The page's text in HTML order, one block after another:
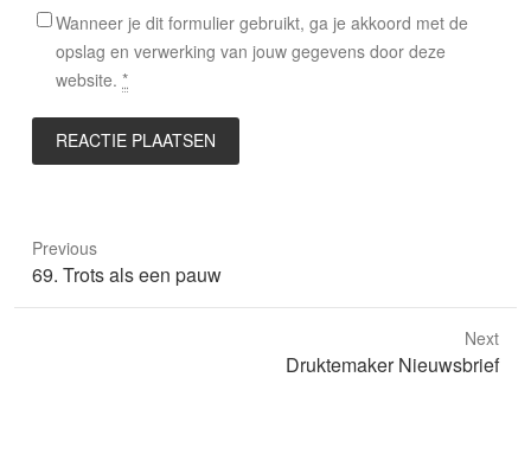
Wanneer je dit formulier gebruikt, ga je akkoord met de
opslag en verwerking van jouw gegevens door deze
website. *
Previous
Previous
post:
69. Trots als een pauw
Next
Druktemaker Nieuwsbrief